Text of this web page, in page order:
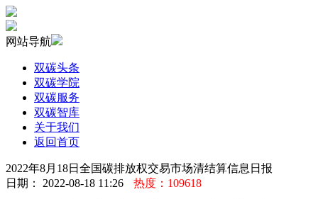
网站导航
双碳头条
双碳学院
双碳服务
双碳智库
关于我们
返回首页
2022年8月18日全国碳排放权交易市场清结算信息日报
日期： 2022-08-18 11:26
热度：109618